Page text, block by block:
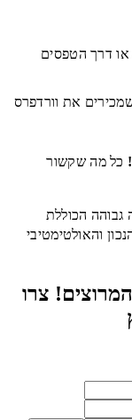
דרך הטפסים
את וורדפרס
! כל מה שקשור
גבוהה הכוללת
והאולטימטיבי
צרו